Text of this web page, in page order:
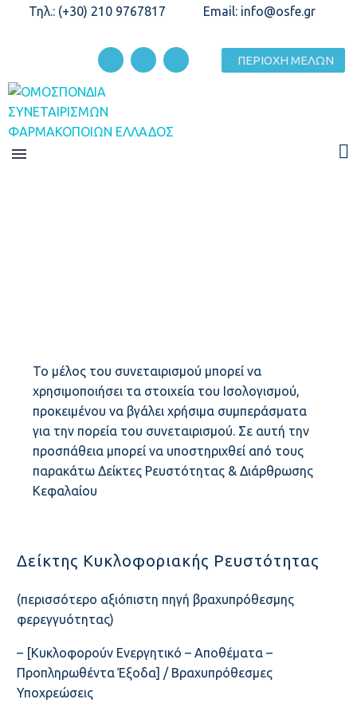
Τηλ.: (+30) 210 9767817 Email: info@osfe.gr
ΠΕΡΙΟΧΗ ΜΕΛΩΝ
ΣΥΝΕΤΑΙΡΙΣΤΙΚΆ ΝΈΑ
ΚΑΤΑΣΤΑΤΙΚΌ
ΙΣΤΟΡΊΑ
ΣΚΟΠΟΣ – ΌΡΑΜΑ
Το μέλος του συνεταιρισμού μπορεί να
χρησιμοποιήσει τα στοιχεία του Ισολογισμού,
προκειμένου να βγάλει χρήσιμα συμπεράσματα
για την πορεία του συνεταιρισμού. Σε αυτή την
προσπάθεια μπορεί να υποστηριχθεί από τους
παρακάτω Δείκτες Ρευστότητας & Διάρθρωσης
Κεφαλαίου
Δείκτης Κυκλοφοριακής Ρευστότητας
(περισσότερο αξιόπιστη πηγή βραχυπρόθεσμης
φερεγγυότητας)
– [Κυκλοφορούν Ενεργητικό – Αποθέματα –
Προπληρωθέντα Έξοδα] / Βραχυπρόθεσμες
Υποχρεώσεις